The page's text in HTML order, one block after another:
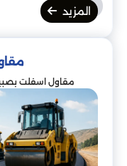
المزيد
مقاول اسفلت